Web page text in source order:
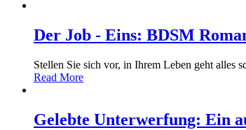
Der Job - Eins: BDSM
Stellen Sie sich vor, in Ihrem Leben geht alles
Read More
Gelebte Unterwerfung: Ein